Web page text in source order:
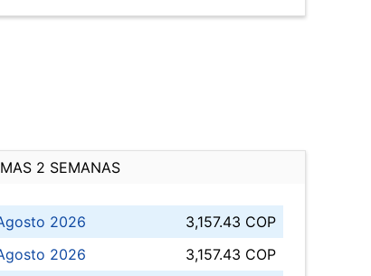
2 SEMANAS
2026
3,157.43 COP
2026
3,157.43 COP